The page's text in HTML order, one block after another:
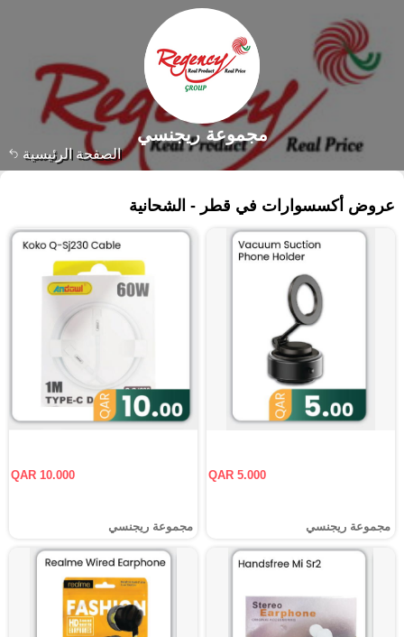
الصفحة الرئيسية
مجموعة ريجنسي
عروض أكسسوارات في قطر - الشحانية
QAR 5.000
مجموعة ريجنسي
QAR 10.000
مجموعة ريجنسي